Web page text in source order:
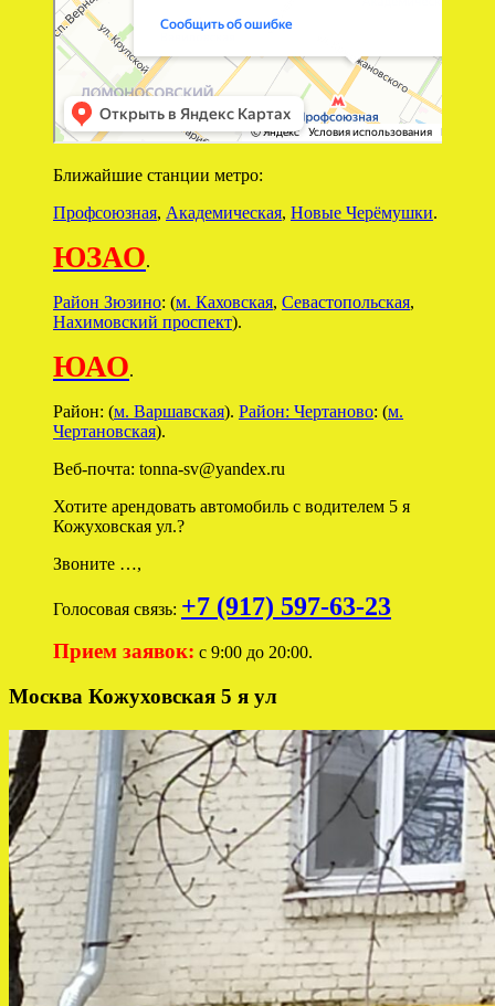
Ближайшие станции метро:
Профсоюзная, Академическая, Новые Черёмушки.
ЮЗАО.
Район Зюзино: (м. Каховская, Севастопольская,
Нахимовский проспект).
ЮАО.
Район: (м. Варшавская). Район: Чертаново: (м.
Чертановская).
Веб-почта: tonna-sv@yandex.ru
Хотите арендовать автомобиль с водителем 5 я
Кожуховская ул.?
Звоните …,
Голосовая связь: +7 (917) 597-63-23
Прием заявок: с 9:00 до 20:00.
Москва Кожуховская 5 я ул